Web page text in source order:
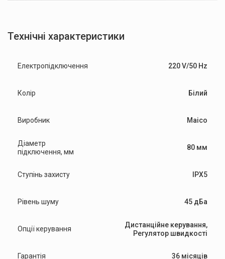
Технічні характеристики
Електропідключення 220 V/50 Hz
Колір Білий
Виробник Maico
Діаметр
підключення, мм
80 мм
Ступінь захисту IPX5
Рівень шуму 45 дБа
Опції керування
Дистанційне керування,
Регулятор швидкості
Гарантія 36 місяців